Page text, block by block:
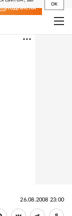
OK
ПОДПИСКА
26.08.2008 23:00